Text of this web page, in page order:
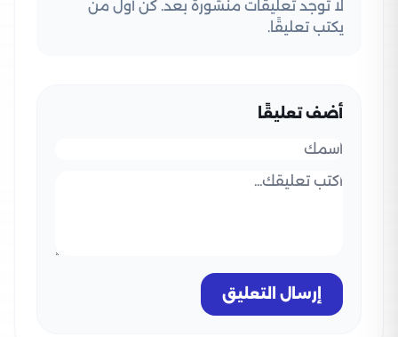
لا توجد تعليقات منشورة بعد. كن أول من
يكتب تعليقًا.
أضف تعليقًا
إرسال التعليق